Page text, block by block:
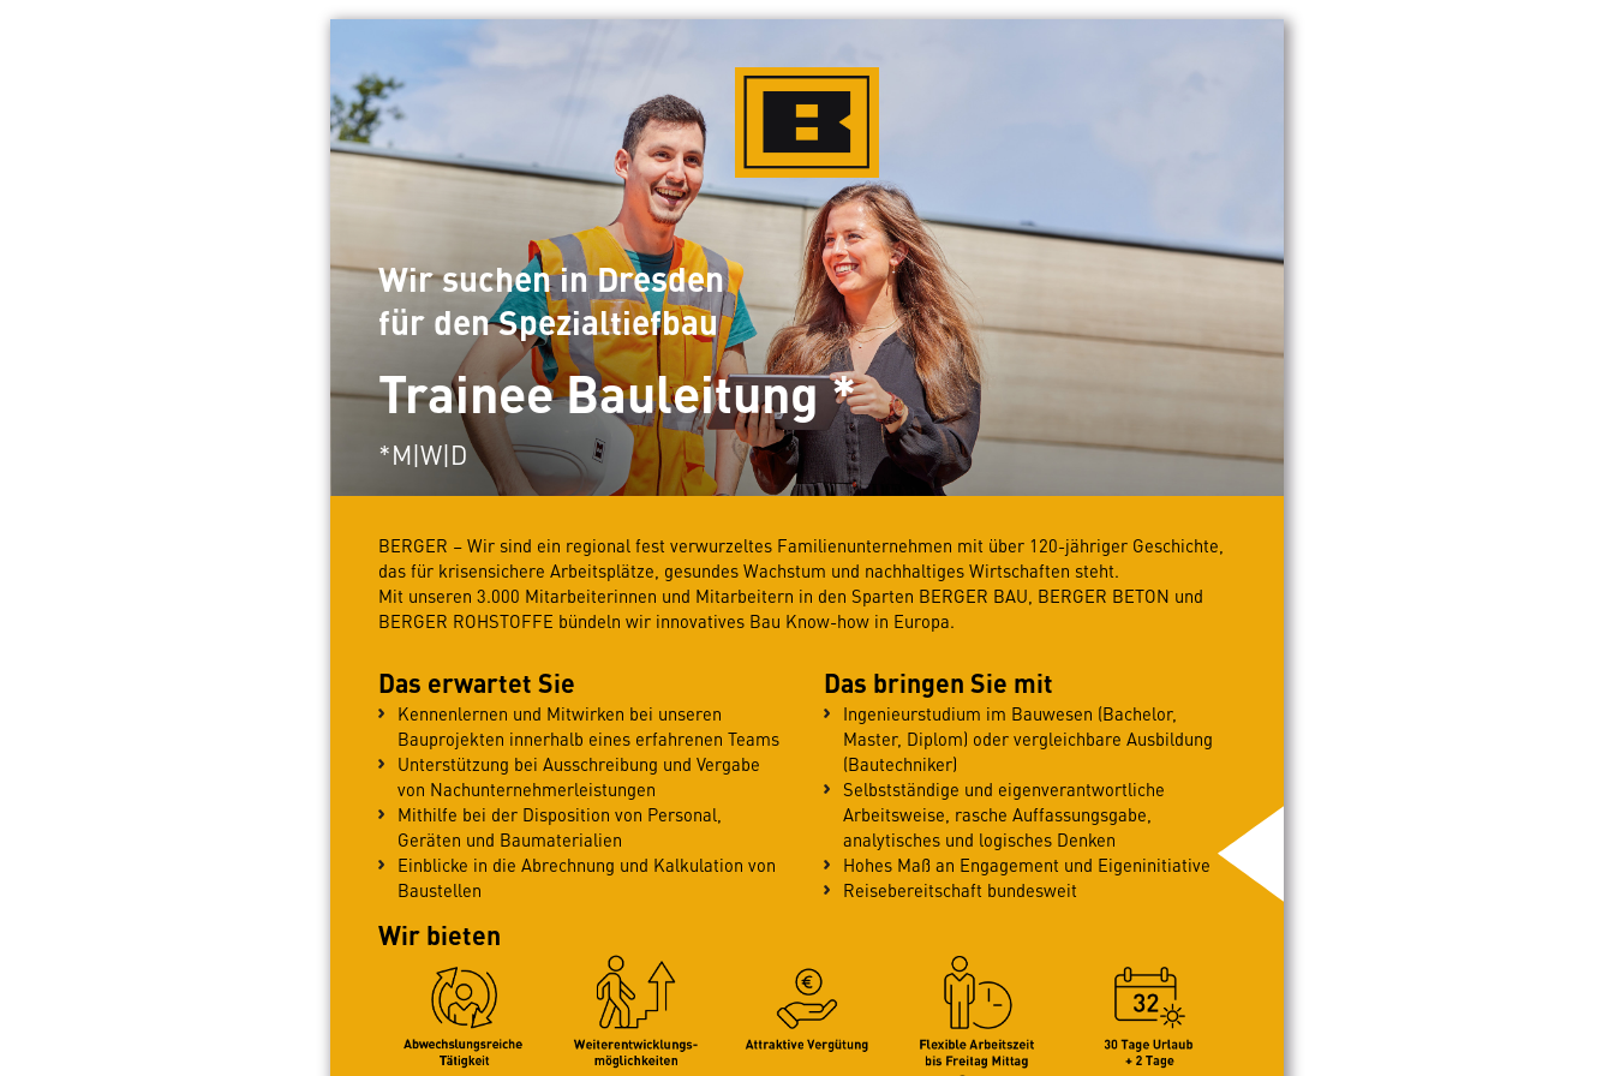
Wir suchen in Dresden
für den Spezialtiefbau
Trainee Bauleitung *
*M|W|D
BERGER – Wir sind ein regional fest verwurzeltes Familienunternehmen mit über 120-jähriger Geschichte,
das für krisensichere Arbeitsplätze, gesundes Wachstum und nachhaltiges Wirtschaften steht.
Mit unseren 3.000 Mitarbeiterinnen und Mitarbeitern in den Sparten BERGER BAU, BERGER BETON und
BERGER ROHSTOFFE bündeln wir innovatives Bau Know-how in Europa.
Das erwartet Sie
Kennenlernen und Mitwirken bei unseren
Bauprojekten innerhalb eines erfahrenen Teams
Unterstützung bei Ausschreibung und Vergabe
von Nachunternehmerleistungen
Mithilfe bei der Disposition von Personal,
Geräten und Baumaterialien
Einblicke in die Abrechnung und Kalkulation von
Baustellen
Das bringen Sie mit
Ingenieurstudium im Bauwesen (Bachelor,
Master, Diplom) oder vergleichbare Ausbildung
(Bautechniker)
Selbstständige und eigenverantwortliche
Arbeitsweise, rasche Auffassungsgabe,
analytisches und logisches Denken
Hohes Maß an Engagement und Eigeninitiative
Reisebereitschaft bundesweit
Wir bieten